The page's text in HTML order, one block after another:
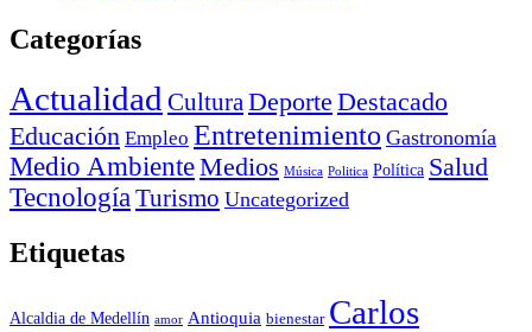
Categorías
Actualidad Cultura Deporte Destacado
Educación Empleo Entretenimiento Gastronomía
Medio AmbienteMedios Música Politica Política Salud
Tecnología Turismo Uncategorized
Etiquetas
Alcaldia de Medellín amor Antioquia bienestar Carlos